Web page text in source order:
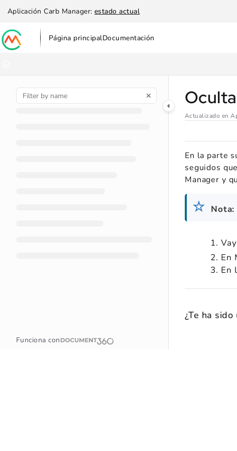
Documentation Index
Use this file to discover all available pages before exploring further.
Aplicación Carb Manager: estado actual
Página principalDocumentación
Funciona con
Actualizado en
En la parte
seguidos
Manager y
Nota:
En
En
¿Te ha